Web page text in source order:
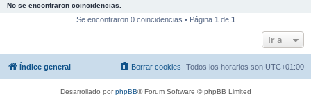
No se encontraron coincidencias.
Se encontraron 0 coincidencias • Página 1 de 1
Ir a
Índice general Todos los horarios son UTC+01:00
Borrar cookies
Desarrollado porphpBB® Forum Software © phpBB Limited